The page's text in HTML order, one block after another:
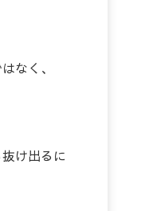
なく、
け出るに